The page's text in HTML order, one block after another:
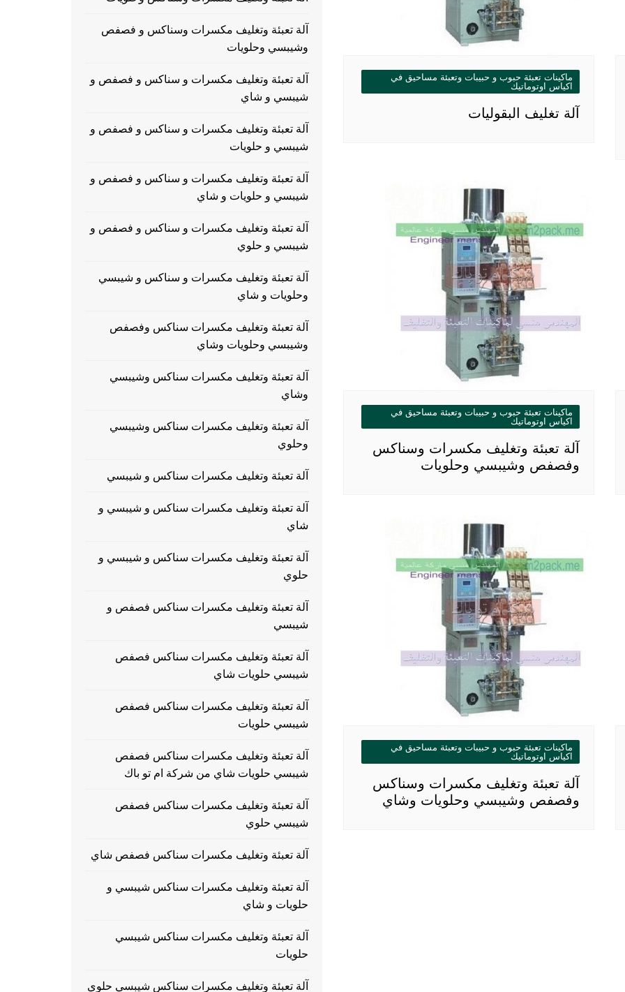
ماكينات تعبئة حبوب و حبيبات وتعبئة مساحيق في
اكياس اوتوماتيك
آلة تغليف البقوليات
ماكينات تعبئة حبوب و حبيبات وتعبئة مساحيق في
اكياس اوتوماتيك
آلة تعبئة وتغليف مكسرات وسناكس
وفصفص وشيبسي وحلويات
ماكينات تعبئة حبوب و حبيبات وتعبئة مساحيق في
اكياس اوتوماتيك
آلة تعبئة وتغليف مكسرات وسناكس
وفصفص وشيبسي وحلويات وشاي
آلة تعبئة وتغليف مكسرات وسناكس و فصفص
وشيبسي وحلويات
آلة تعبئة وتغليف مكسرات و سناكس و فصفص و
شيبسي و شاي
آلة تعبئة وتغليف مكسرات و سناكس و فصفص و
شيبسي و حلويات
آلة تعبئة وتغليف مكسرات و سناكس و فصفص و
شيبسي و حلويات و شاي
آلة تعبئة وتغليف مكسرات و سناكس و فصفص و
شيبسي و حلوي
آلة تعبئة وتغليف مكسرات و سناكس و شيبسي
وحلويات و شاي
آلة تعبئة وتغليف مكسرات سناكس وفصفص
وشيبسي وحلويات وشاي
آلة تعبئة وتغليف مكسرات سناكس وشيبسي
وشاي
آلة تعبئة وتغليف مكسرات سناكس وشيبسي
وحلوي
آلة تعبئة وتغليف مكسرات سناكس و شيبسي
آلة تعبئة وتغليف مكسرات سناكس و شيبسي و
شاي
آلة تعبئة وتغليف مكسرات سناكس و شيبسي و
حلوي
آلة تعبئة وتغليف مكسرات سناكس فصفص و
شيبسي
آلة تعبئة وتغليف مكسرات سناكس فصفص
شيبسي حلويات شاي
آلة تعبئة وتغليف مكسرات سناكس فصفص
شيبسي حلويات
آلة تعبئة وتغليف مكسرات سناكس فصفص
شيبسي حلويات شاي من شركة ام تو باك
آلة تعبئة وتغليف مكسرات سناكس فصفص
شيبسي حلوي
آلة تعبئة وتغليف مكسرات سناكس فصفص شاي
آلة تعبئة وتغليف مكسرات سناكس شيبسي و
حلويات و شاي
آلة تعبئة وتغليف مكسرات سناكس شيبسي
حلويات
آلة تعبئة وتغليف مكسرات سناكس شيبسي حلوي